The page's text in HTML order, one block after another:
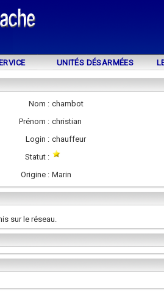
UNITÉS DÉSARMÉES
Nom : chambot
Prénom : christian
Login : chauffeur
Statut :
Origine : Marin
sur le réseau.